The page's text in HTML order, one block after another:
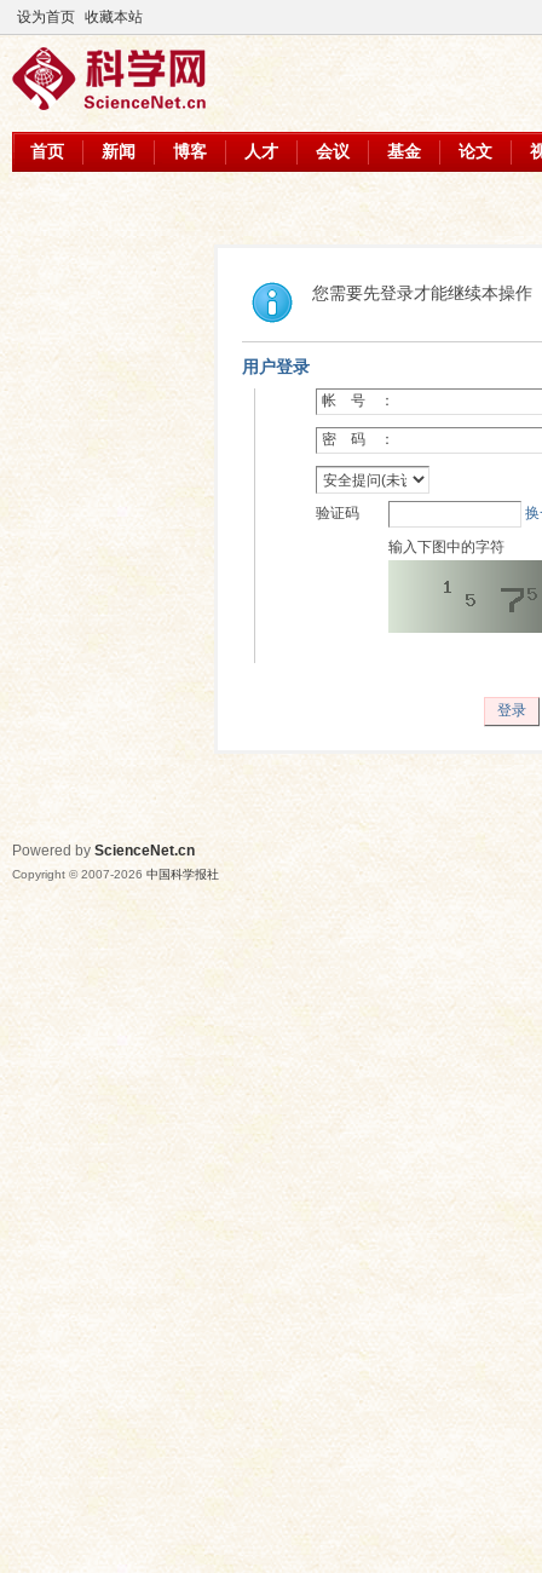
设为首页 收藏本站
首页 新闻 博客 人才 会议 基金 论文
您需要先登录才能继续本操作
用户登录
帐 号 ：
密 码 ：
验证码
输入下图中的字符
登录
Powered by ScienceNet.cn
Copyright © 2007-2026 中国科学报社